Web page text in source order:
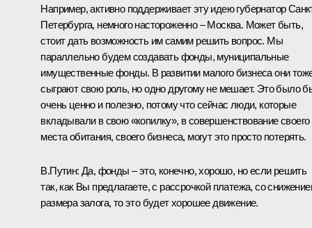
Например, активно поддерживает эту идею губернатор
Петербурга, немного настороженно – Москва. Может быть,
стоит дать возможность им самим решить вопрос. Мы
параллельно будем создавать фонды, муниципальные
имущественные фонды. В развитии малого бизнеса они
сыграют свою роль, но одно другому не мешает. Это было
очень ценно и полезно, потому что сейчас люди, которые
вкладывали в свою «копилку», в совершенствование своего
места обитания, своего бизнеса, могут это просто потерять.
В.Путин: Да, фонды – это, конечно, хорошо, но если решить
так, как Вы предлагаете, с рассрочкой платежа, со
размера залога, то это будет хорошее движение.